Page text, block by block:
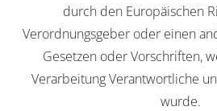
durch den Europäischen
Verordnungsgeber oder einen
Gesetzen oder Vorschriften,
Verarbeitung Verantwortliche
wurde.